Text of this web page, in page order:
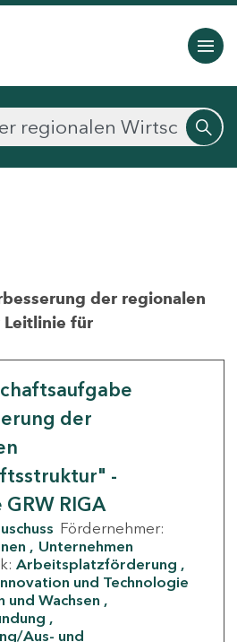
der regionalen
für
der
-
RIGA
Fördernehmer:
Unternehmen
Arbeitsplatzförderung
und Technologie
und Wachsen
Aus- und